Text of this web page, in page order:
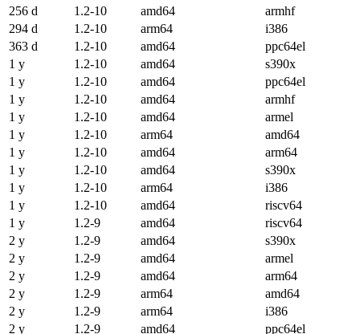
256 d
1.2-10 amd64
armhf
294 d
1.2-10 arm64
i386
363 d
1.2-10 amd64
ppc64el
1 y
1.2-10 amd64
s390x
1 y
1.2-10 amd64
ppc64el
1 y
1.2-10 amd64
armhf
1 y
1.2-10 amd64
armel
1 y
1.2-10 arm64
amd64
1 y
1.2-10 amd64
arm64
1 y
1.2-10 amd64
s390x
1 y
1.2-10 arm64
i386
1 y
1.2-10 amd64
riscv64
1 y
1.2-9 amd64
riscv64
2 y
1.2-9 amd64
s390x
2 y
1.2-9 amd64
armel
2 y
1.2-9 amd64
arm64
2 y
1.2-9 arm64
amd64
2 y
1.2-9 arm64
i386
2 y
1.2-9 amd64
ppc64el